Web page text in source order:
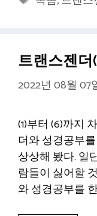
고
트랜스젠더
2022년 08월 07
(1)부터 (6)까지
더와 성경공부
상상해 봤다. 일
람들이 싫어할
와 성경공부를